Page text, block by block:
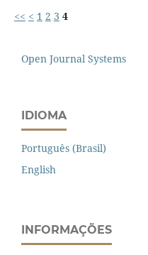
<< < 1 2 3 4
Open Journal Systems
IDIOMA
Português (Brasil)
English
INFORMAÇÕES